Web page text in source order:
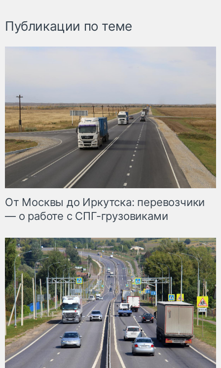
Публикации по теме
От Москвы до Иркутска: перевозчики
— о работе с СПГ-грузовиками